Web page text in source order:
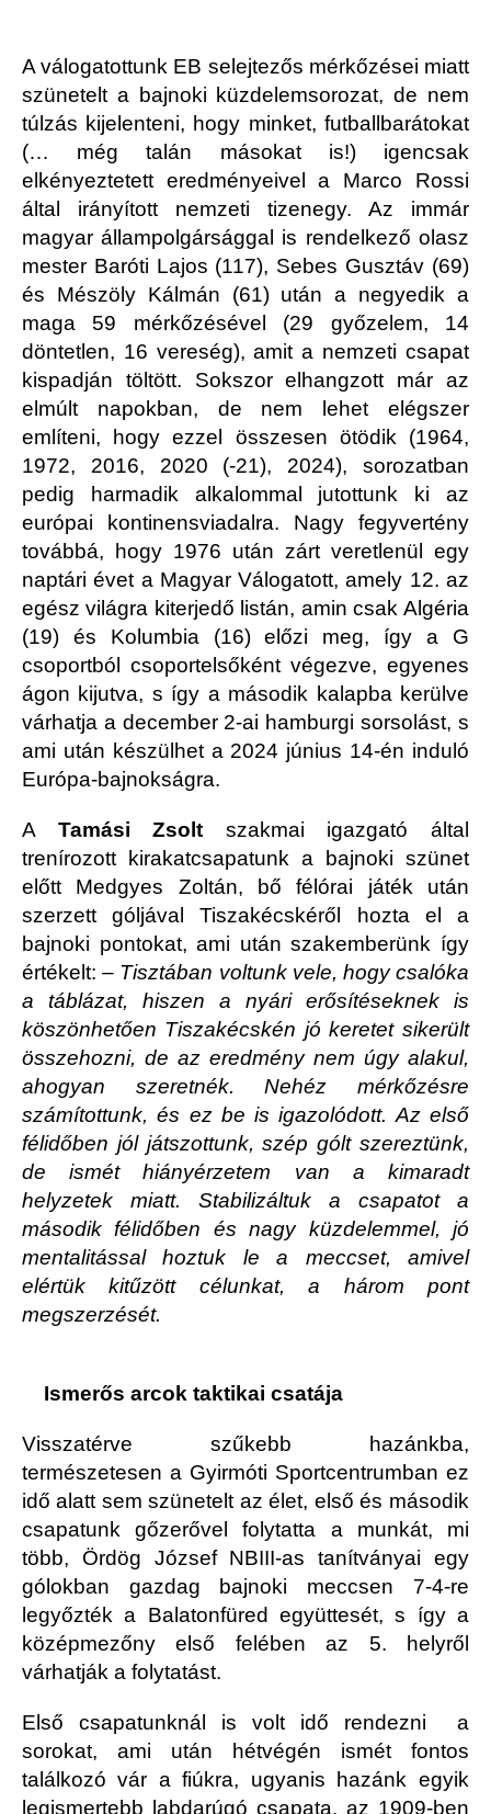
A válogatottunk EB selejtezős mérkőzései miatt
szünetelt a bajnoki küzdelemsorozat, de nem
túlzás kijelenteni, hogy minket, futballbarátokat
(… még talán másokat is!) igencsak
elkényeztetett eredményeivel a Marco Rossi
által irányított nemzeti tizenegy. Az immár
magyar állampolgársággal is rendelkező olasz
mester Baróti Lajos (117), Sebes Gusztáv (69)
és Mészöly Kálmán (61) után a negyedik a
maga 59 mérkőzésével (29 győzelem, 14
döntetlen, 16 vereség), amit a nemzeti csapat
kispadján töltött. Sokszor elhangzott már az
elmúlt napokban, de nem lehet elégszer
említeni, hogy ezzel összesen ötödik (1964,
1972, 2016, 2020 (-21), 2024), sorozatban
pedig harmadik alkalommal jutottunk ki az
európai kontinensviadalra. Nagy fegyvertény
továbbá, hogy 1976 után zárt veretlenül egy
naptári évet a Magyar Válogatott, amely 12. az
egész világra kiterjedő listán, amin csak Algéria
(19) és Kolumbia (16) előzi meg, így a G
csoportból csoportelsőként végezve, egyenes
ágon kijutva, s így a második kalapba kerülve
várhatja a december 2-ai hamburgi sorsolást, s
ami után készülhet a 2024 június 14-én induló
Európa-bajnokságra.
A Tamási Zsolt szakmai igazgató által
trenírozott kirakatcsapatunk a bajnoki szünet
előtt Medgyes Zoltán, bő félórai játék után
szerzett góljával Tiszakécskéről hozta el a
bajnoki pontokat, ami után szakemberünk így
értékelt:– Tisztában voltunk vele, hogy csalóka
a táblázat, hiszen a nyári erősítéseknek is
köszönhetően Tiszakécskén jó keretet sikerült
összehozni, de az eredmény nem úgy alakul,
ahogyan szeretnék. Nehéz mérkőzésre
számítottunk, és ez be is igazolódott. Az első
félidőben jól játszottunk, szép gólt szereztünk,
de ismét hiányérzetem van a kimaradt
helyzetek miatt. Stabilizáltuk a csapatot a
második félidőben és nagy küzdelemmel, jó
mentalitással hoztuk le a meccset, amivel
elértük kitűzött célunkat, a három pont
megszerzését.
Ismerős arcok taktikai csatája
Visszatérve szűkebb hazánkba,
természetesen a Gyirmóti Sportcentrumban ez
idő alatt sem szünetelt az élet, első és második
csapatunk gőzerővel folytatta a munkát, mi
több, Ördög József NBIII-as tanítványai egy
gólokban gazdag bajnoki meccsen 7-4-re
legyőzték a Balatonfüred együttesét, s így a
középmezőny első felében az 5. helyről
várhatják a folytatást.
Első csapatunknál is volt idő rendezni a
sorokat, ami után hétvégén ismét fontos
találkozó vár a fiúkra, ugyanis hazánk egyik
legismertebb labdarúgó csapata, az 1909-ben